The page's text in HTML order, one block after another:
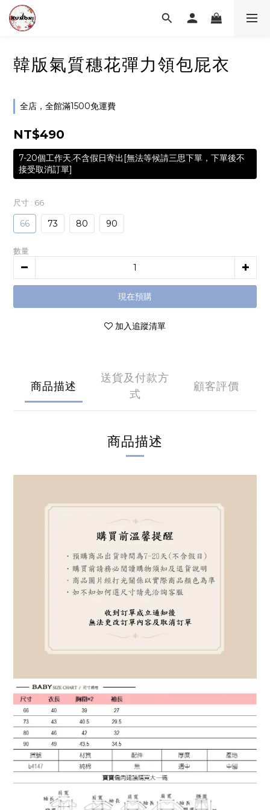
韓版氣質穗花彈力領包屁衣
全店，全館滿1500免運費
NT$490
7-20個工作天.不含假日寄出[無法等候請三思下單，下單後不
接受取消訂單]
尺寸 : 66
66 73 80 90
數量
現在預購
加入追蹤清單
商品描述
送貨及付款方
式
顧客評價
商品描述